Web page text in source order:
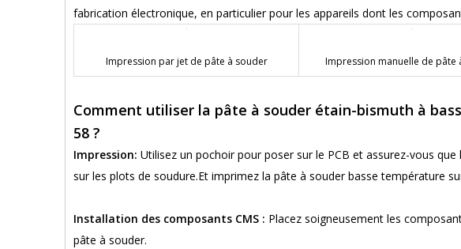
fabrication électronique, en particulier pour les appareils dont les
Impression par jet de pâte à souder Impression manuelle de pâte
Comment utiliser la pâte à souder étain-bismuth à
58 ?
Impression: Utilisez un pochoir pour poser sur le PCB et assurez-vous
sur les plots de soudure.Et imprimez la pâte à souder basse température
Installation des composants CMS : Placez soigneusement les
pâte à souder.